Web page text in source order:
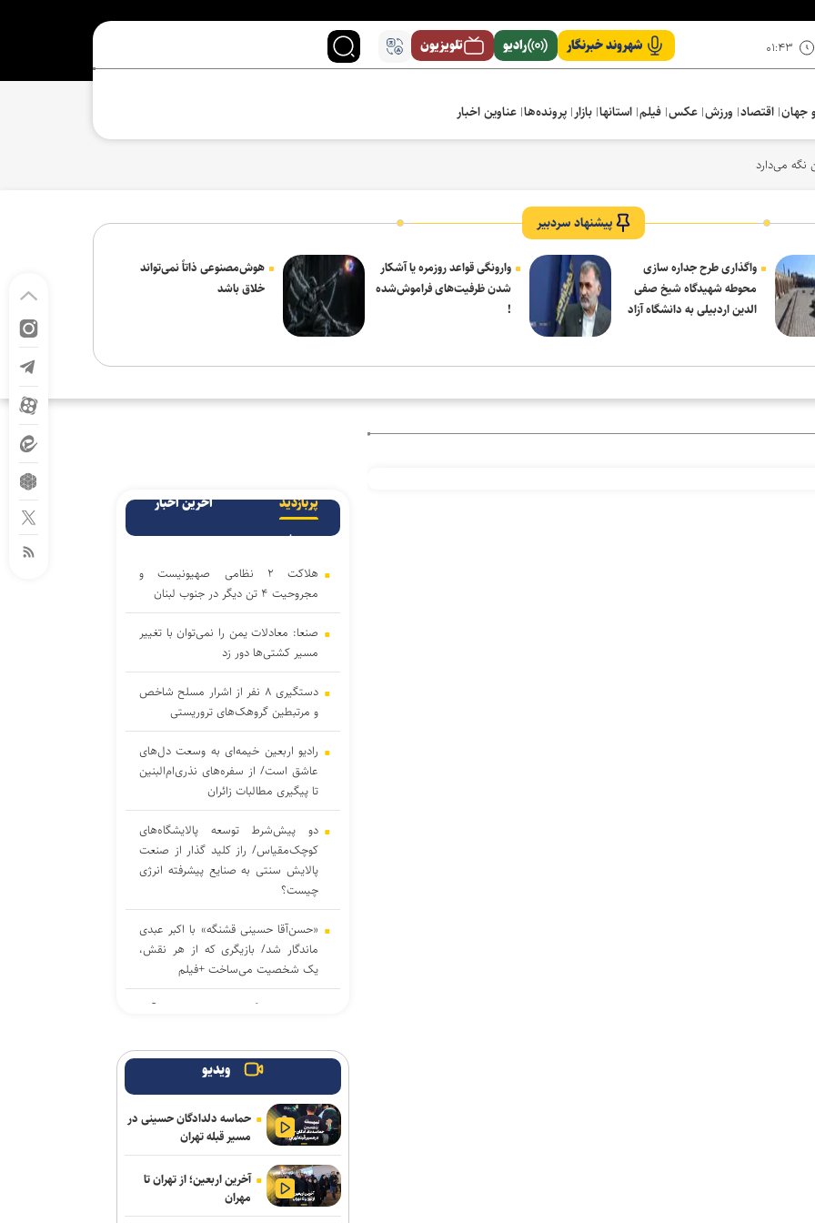
۰۱:۴۳ شهروند خبرنگار رادیو تلویزیون
جهان اقتصاد ورزش عکس فیلم استانها بازار پرونده‌ها عناوین اخبار
نگه می‌دارد
پیشنهاد سردبیر
واگذاری طرح جداره سازی
محوطه شهیدگاه شیخ صفی
الدین اردبیلی به دانشگاه آزاد
وارونگی قواعد روزمره یا آشکار
شدن ظرفیت‌های فراموش‌شده
!
هوش‌مصنوعی ذاتاً نمی‌تواند
خلاق باشد
پربازدید
آخرین اخبار
پربحث
هلاکت ۲ نظامی صهیونیست و
مجروحیت ۴ تن دیگر در جنوب لبنان
صنعا: معادلات یمن را نمی‌توان با تغییر
مسیر کشتی‌ها دور زد
دستگیری ۸ نفر از اشرار مسلح شاخص
و مرتبطین گروهک‌های تروریستی
رادیو اربعین خیمه‌ای به وسعت دل‌های
عاشق است/ از سفره‌های نذری‌ام‌البنین
تا پیگیری مطالبات زائران
دو پیش‌شرط توسعه پالایشگاه‌های
کوچک‌مقیاس/ راز کلید گذار از صنعت
پالایش سنتی به صنایع پیشرفته انرژی
چیست؟
«حسن‌آقا حسینی قشنگه» با اکبر عبدی
ماندگار شد/ بازیگری که از هر نقش،
یک شخصیت می‌ساخت +فیلم
صادرات فرهنگ از انتخاب درست آغاز
صدور هشدار زرد در برخی نقاط استان
آسمان نیمه‌ابری باشند
دانشگاه ورود کند؛ فرونشست زمین
هشدار علمی برای زیرساخت
واگذاری طرح جداره سازی محوطه
ویدیو
حماسه دلدادگان حسینی در
مسیر قبله تهران
آخرین اربعین؛ از تهران تا
مهران